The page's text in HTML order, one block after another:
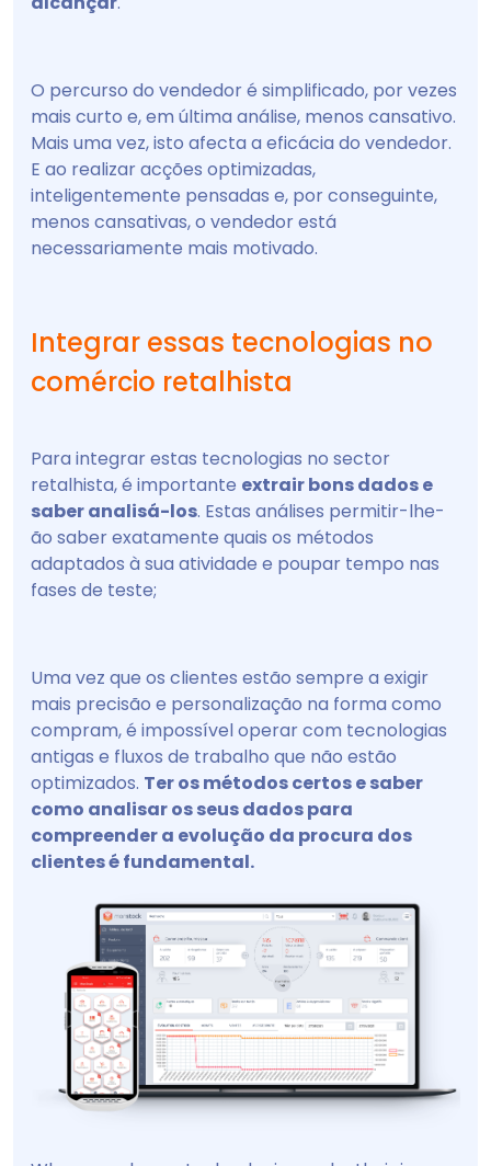
O percurso do vendedor é simplificado, por vezes
mais curto e, em última análise, menos cansativo.
Mais uma vez, isto afecta a eficácia do vendedor.
E ao realizar acções optimizadas,
inteligentemente pensadas e, por conseguinte,
menos cansativas, o vendedor está
necessariamente mais motivado.
Integrar essas tecnologias no
comércio retalhista
Para integrar estas tecnologias no sector
retalhista, é importante extrair bons dados e
saber analisá-los. Estas análises permitir-lhe-
ão saber exatamente quais os métodos
adaptados à sua atividade e poupar tempo nas
fases de teste;
Uma vez que os clientes estão sempre a exigir
mais precisão e personalização na forma como
compram, é impossível operar com tecnologias
antigas e fluxos de trabalho que não estão
optimizados. Ter os métodos certos e saber
como analisar os seus dados para
compreender a evolução da procura dos
clientes é fundamental.